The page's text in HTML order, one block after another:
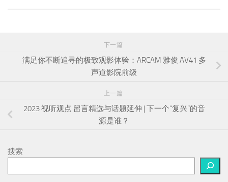
下一篇
满足你不断追寻的极致观影体验：ARCAM 雅俊 AV41 多
声道影院前级
上一篇
2023 视听观点 留言精选与话题延伸 | 下一个“复兴”的音
源是谁？
搜索